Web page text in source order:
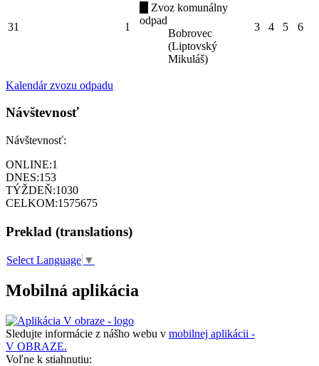
31 1
Zvoz komunálny
odpad
Bobrovec
(Liptovský
Mikuláš)
3 4 5 6
Kalendár zvozu odpadu
Návštevnosť
Návštevnosť:
ONLINE:1
DNES:153
TÝŽDEŇ:1030
CELKOM:1575675
Preklad (translations)
Select Language ▼
Mobilná aplikácia
Sledujte informácie z nášho webu v mobilnej aplikácii -
V OBRAZE.
Voľne k stiahnutiu: